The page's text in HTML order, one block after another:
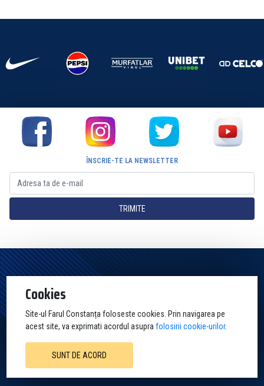
ÎNSCRIE-TE LA NEWSLETTER
TRIMITE
Cookies
Site-ul Farul Constanța foloseste cookies. Prin navigarea pe
acest site, va exprimati acordul asuprafolosirii cookie-urilor.
SUNT DE ACORD